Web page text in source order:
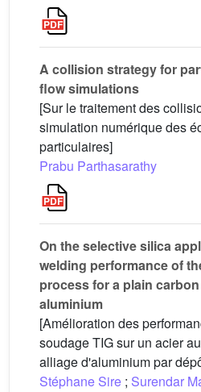
A collision strategy for
flow simulations
[Sur le traitement des
simulation numérique des
particulaires]
Prabu Parthasarathy
On the selective silica
welding performance of
process for a plain
aluminium
[Amélioration des
soudage TIG sur un acier
alliage d'aluminium par
Stéphane Sire ; Surendar